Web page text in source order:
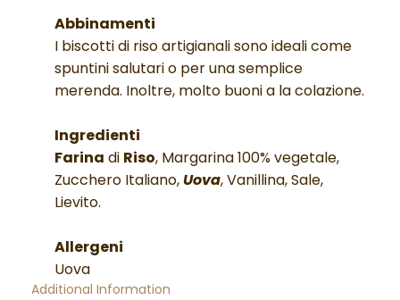
Abbinamenti
I biscotti di riso artigianali sono ideali come
spuntini salutari o per una semplice
merenda. Inoltre, molto buoni a la colazione.
Ingredienti
Farina di Riso, Margarina 100% vegetale,
Zucchero Italiano,Uova, Vanillina, Sale,
Lievito.
Allergeni
Uova
Additional Information